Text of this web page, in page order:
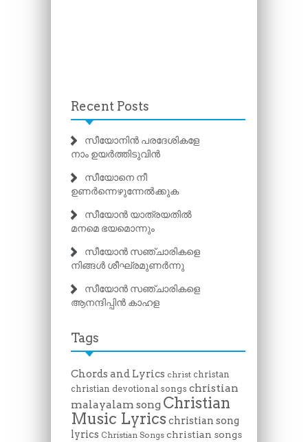
Recent Posts
സീയോനിൻ പരദേശികളേ
നാം ഉയർത്തിടുവിൻ
സീയോനെ നീ
ഉണർന്നെഴുന്നേൽക്കുക
സീയോൻ യാത്രയതിൽ
മനമെ ഭയമൊന്നും
സീയോൻ സഞ്ചാരികളെ
നിങ്ങൾ ശീഘ്രമുണർന്നു
സീയോൻ സഞ്ചാരികളെ
ആനന്ദിപ്പിൻ കാഹള
Tags
Chords and Lyrics christ christan
christian devotional songs christian
malayalam song Christian
Music Lyrics christian song
lyrics Christian Songs christian songs